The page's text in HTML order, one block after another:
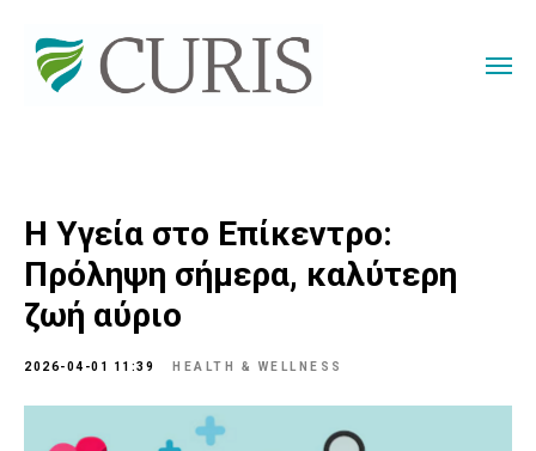
Η Υγεία στο Επίκεντρο:
Πρόληψη σήμερα, καλύτερη
ζωή αύριο
2026-04-01 11:39 HEALTH & WELLNESS